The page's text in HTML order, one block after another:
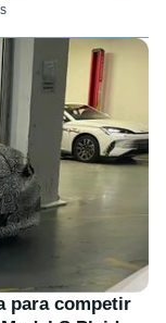
para competir